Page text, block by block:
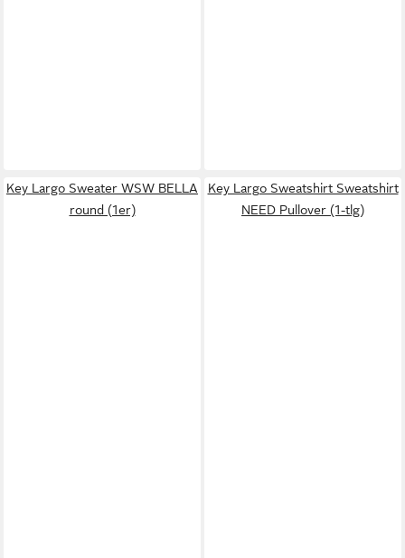
Key Largo Sweater WSW BELLA
round (1er)
Key Largo Sweatshirt Sweatshirt
NEED Pullover (1-tlg)